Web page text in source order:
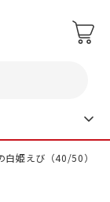
白姫えび（40/50）（